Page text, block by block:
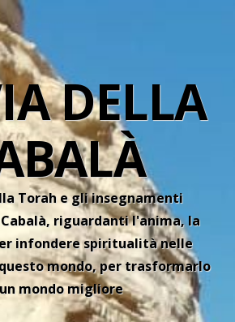
DELLA
Torah e gli insegnamenti
riguardanti l'anima, la
infondere spiritualità nelle
mondo, per trasformarlo
mondo migliore